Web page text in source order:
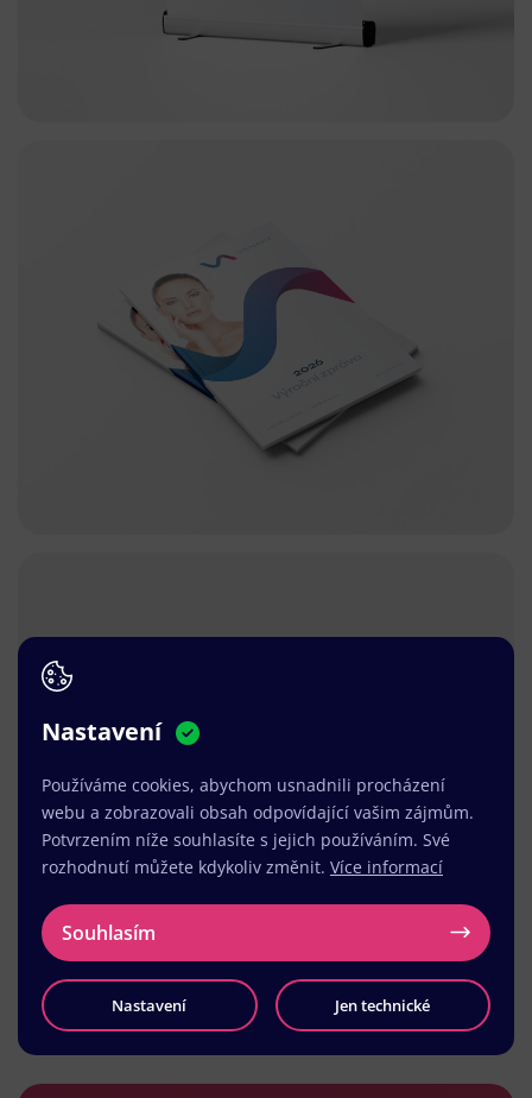
Načíst další
Nastavení
Používáme cookies, abychom usnadnili procházení
webu a zobrazovali obsah odpovídající vašim zájmům.
Potvrzením níže souhlasíte s jejich používáním. Své
rozhodnutí můžete kdykoliv změnit. Více informací
Souhlasím
Nastavení Jen technické